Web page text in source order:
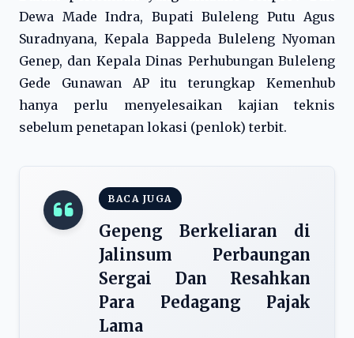
Dewa Made Indra, Bupati Buleleng Putu Agus
Suradnyana, Kepala Bappeda Buleleng Nyoman
Genep, dan Kepala Dinas Perhubungan Buleleng
Gede Gunawan AP itu terungkap Kemenhub
hanya perlu menyelesaikan kajian teknis
sebelum penetapan lokasi (penlok) terbit.
BACA JUGA
Gepeng Berkeliaran di
Jalinsum Perbaungan
Sergai Dan Resahkan
Para Pedagang Pajak
Lama